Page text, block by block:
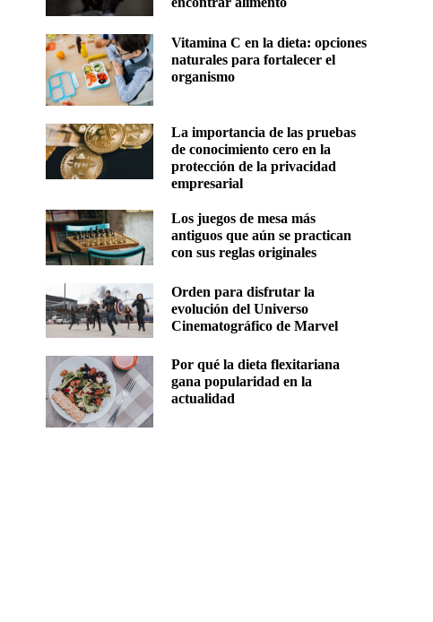
Vitamina C en la dieta: opciones
naturales para fortalecer el
organismo
La importancia de las pruebas
de conocimiento cero en la
protección de la privacidad
empresarial
Los juegos de mesa más
antiguos que aún se practican
con sus reglas originales
Orden para disfrutar la
evolución del Universo
Cinematográfico de Marvel
Por qué la dieta flexitariana
gana popularidad en la
actualidad